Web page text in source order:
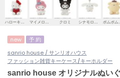
ェア (121)
(124)
ánuans
アニュアンス
ànuke
アンヌーク
ASICS
アシックス
ハローキティ マイメロディ クロミ シナモロール ポ
new
予 約
sanrio house / サンリオハウス
ファッション雑貨キーケース/キーホルダー
sanrio house オリジナルぬい